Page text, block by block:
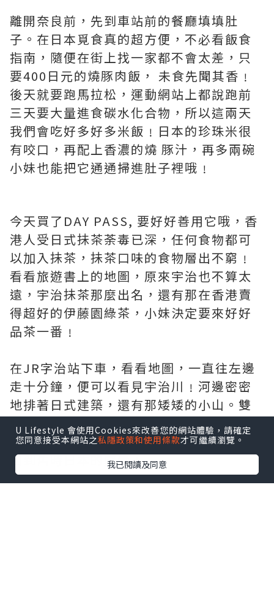
離開奈良前，先到車站前的餐廳填填肚
子。在日本覓食真的超方便，不必看飯食
指南，隨便在街上找一家都不會太差，只
要400日元的燒豚肉飯， 未食先聞其香﹗
後天就要跑馬拉松，運動網站上都說跑前
三天要大量進食碳水化合物，所以這兩天
我們會吃好多好多米飯﹗日本的珍珠米很
有咬口，再配上香濃的燒 豚汁，再多兩碗
小妹也能把它通通掃進肚子裡哦﹗
今天買了DAY PASS, 要好好善用它哦，香
港人受日式抺茶荼毒已深，任何食物都可
以加入抺茶，抺茶口味的食物層出不窮﹗
看看旅遊書上的地圖，原來宇治也不算太
遠，宇治抺茶那麼出名，還有那在香港賣
得超好的伊藤園綠茶，小妹決定要來好好
品茶一番﹗
在JR字治站下車，看看地圖，一直往左邊
走十分鐘，便可以看見宇治川﹗河邊密密
地排著日式建築，還有那矮矮的小山。雙
颱風來襲，天空陰陰的，一些蒼涼的氛圍
下，聽著湍急的河水聲，竟有些時光穿越
回到舊時日本的感覺﹗
U Lifestyle 會使用Cookies來改善您的網站體驗，請確定
您同意接受本網站之私隱政策和使用條款才可繼續瀏覽。
我已閱讀及同意